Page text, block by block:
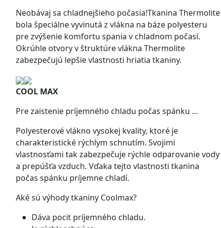
Neobávaj sa chladnejšieho počasia!Tkanina Thermolite
bola špeciálne vyvinutá z vlákna na báze polyesteru
pre zvýšenie komfortu spania v chladnom počasí.
Okrúhle otvory v štruktúre vlákna Thermolite
zabezpečujú lepšie vlastnosti hriatia tkaniny.
COOL MAX
Pre zaistenie príjemného chladu počas spánku ...
Polyesterové vlákno vysokej kvality, ktoré je
charakteristické rýchlym schnutím. Svojimi
vlastnosťami tak zabezpečuje rýchle odparovanie vody
a prepúšťa vzduch. Vďaka tejto vlastnosti tkanina
počas spánku príjemne chladí.
Aké sú výhody tkaniny Coolmax?
Dáva pocit príjemného chladu.